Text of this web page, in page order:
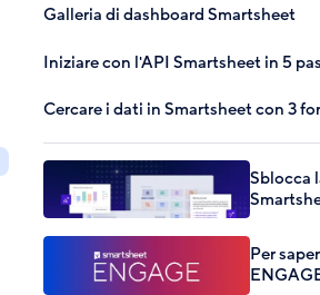
Galleria di dashboard Smartsheet
Iniziare con l'API Smartsheet in 5
Cercare i dati in Smartsheet con 3
Sblocca
Per